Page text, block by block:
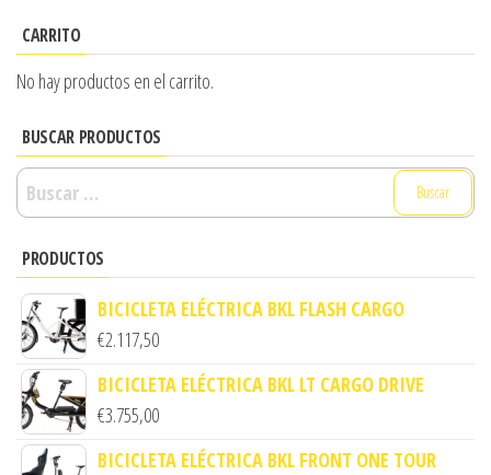
CARRITO
No hay productos en el carrito.
BUSCAR PRODUCTOS
Buscar:
PRODUCTOS
BICICLETA ELÉCTRICA BKL FLASH CARGO
€2.117,50
BICICLETA ELÉCTRICA BKL LT CARGO DRIVE
€3.755,00
BICICLETA ELÉCTRICA BKL FRONT ONE TOUR